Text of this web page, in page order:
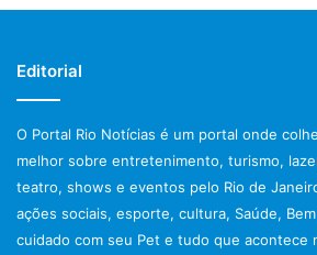
Editorial
O Portal Rio Notícias é um portal onde
melhor sobre entretenimento, turismo,
teatro, shows e eventos pelo Rio de
ações sociais, esporte, cultura, Saúde,
cuidado com seu Pet e tudo que acontece